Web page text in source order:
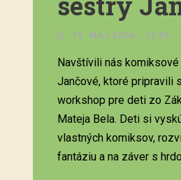
15. MÁJ 2026. , 12:00
Navštívili nás
Jančové, ktoré pripravili
workshop pre deti zo
Mateja Bela. Deti si
vlastných komiksov,
fantáziu a na záver s